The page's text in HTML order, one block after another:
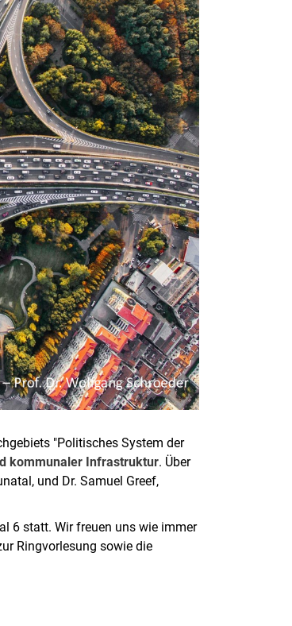
"Politisches System der
kommunaler Infrastruktur. Über
und Dr. Samuel Greef,
6 statt. Wir freuen uns wie immer
Ringvorlesung sowie die